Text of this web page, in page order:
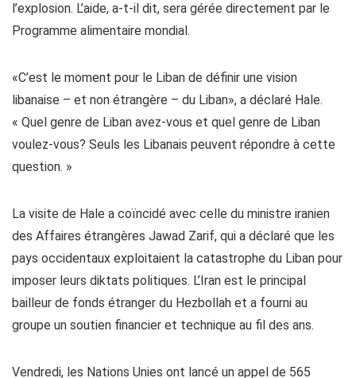
l’explosion. L’aide, a-t-il dit, sera gérée directement par le
Programme alimentaire mondial.
«C’est le moment pour le Liban de définir une vision
libanaise – et non étrangère – du Liban», a déclaré Hale.
« Quel genre de Liban avez-vous et quel genre de Liban
voulez-vous? Seuls les Libanais peuvent répondre à cette
question. »
La visite de Hale a coïncidé avec celle du ministre iranien
des Affaires étrangères Jawad Zarif, qui a déclaré que les
pays occidentaux exploitaient la catastrophe du Liban pour
imposer leurs diktats politiques. L’Iran est le principal
bailleur de fonds étranger du Hezbollah et a fourni au
groupe un soutien financier et technique au fil des ans.
Vendredi, les Nations Unies ont lancé un appel de 565